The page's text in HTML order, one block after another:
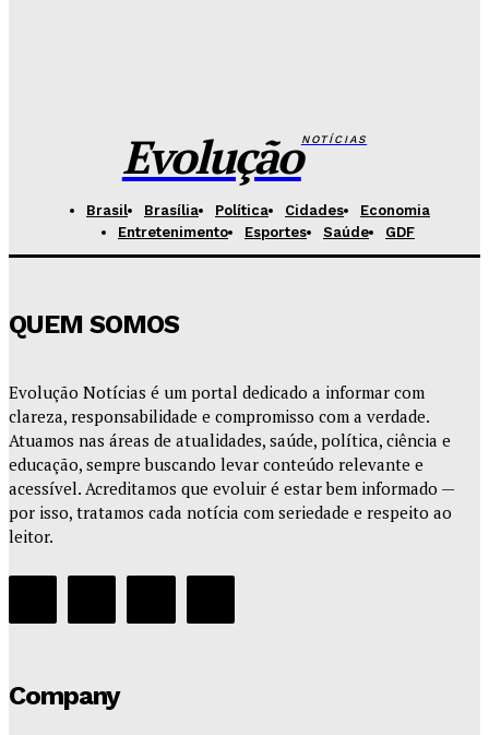
EvoluçãoNOTÍCIAS
Brasil Brasília Política Cidades
Economia
Entretenimento
Esportes Saúde GDF
QUEM SOMOS
Evolução Notícias é um portal dedicado a informar com
clareza, responsabilidade e compromisso com a verdade.
Atuamos nas áreas de atualidades, saúde, política, ciência e
educação, sempre buscando levar conteúdo relevante e
acessível. Acreditamos que evoluir é estar bem informado —
por isso, tratamos cada notícia com seriedade e respeito ao
leitor.
Company